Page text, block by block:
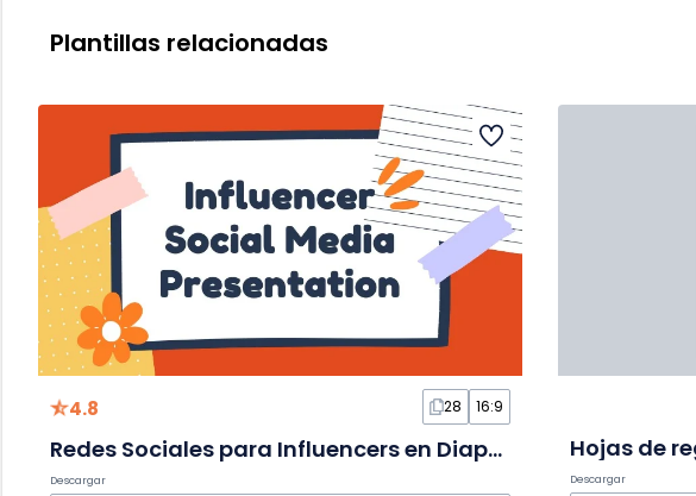
Plantillas relacionadas
4.8 28 16:9
Redes Sociales para Influencers en Diapositivas
Descargar Descargar